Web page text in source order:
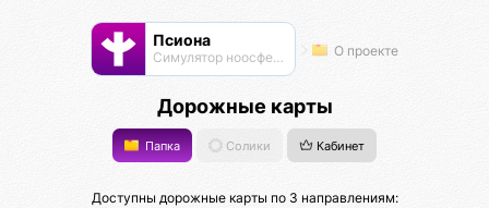
Псиона
Cимулятор ноосферы О проекте
Дорожные карты
Папка Солики Кабинет
Доступны дорожные карты по 3 направлениям: